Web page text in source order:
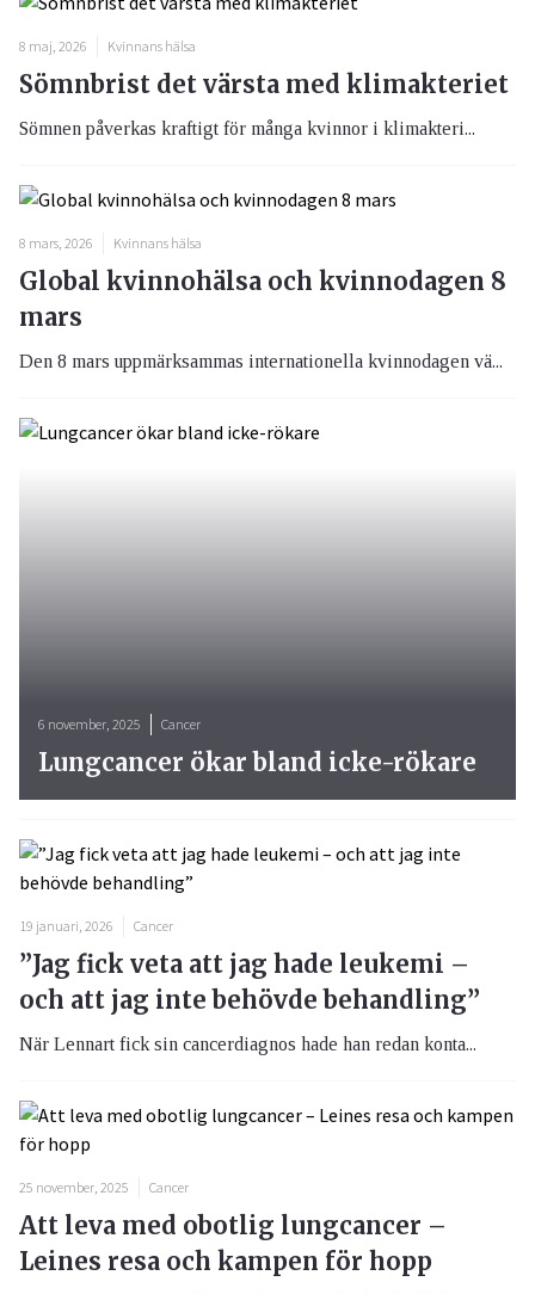
8 maj, 2026 Kvinnans hälsa
Sömnbrist det värsta med klimakteriet
Sömnen påverkas kraftigt för många kvinnor i klimakteri...
8 mars, 2026 Kvinnans hälsa
Global kvinnohälsa och kvinnodagen 8
mars
Den 8 mars uppmärksammas internationella kvinnodagen vä...
19 januari, 2026 Cancer
”Jag fick veta att jag hade leukemi –
och att jag inte behövde behandling”
När Lennart fick sin cancerdiagnos hade han redan konta...
25 november, 2025 Cancer
Att leva med obotlig lungcancer –
Leines resa och kampen för hopp
6 november, 2025 Cancer
Lungcancer ökar bland icke-rökare